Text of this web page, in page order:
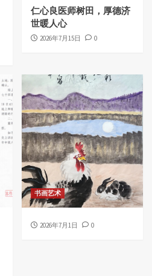
仁心良医师树田，厚德济
世暖人心
2026年7月15日 0
书画艺术
2026年7月1日 0